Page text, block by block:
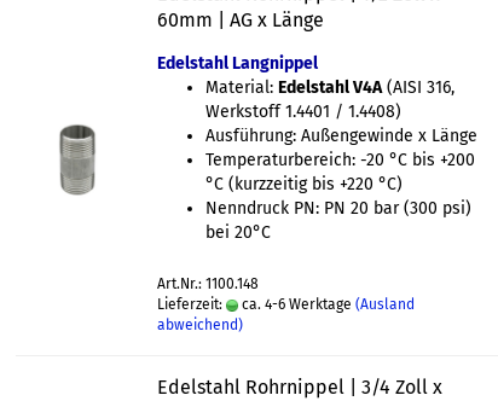
60mm | AG x Länge
Edelstahl Langnippel
Material:Edelstahl V4A(AISI 316,
Werkstoff 1.4401 / 1.4408)
Ausführung: Außengewinde x Länge
Temperaturbereich: -20 °C bis +200
°C (kurzzeitig bis +220 °C)
Nenndruck PN: PN 20 bar (300 psi)
bei 20°C
Art.Nr.: 1100.148
Lieferzeit:
ca. 4-6 Werktage (Ausland
abweichend)
Edelstahl Rohrnippel | 3/4 Zoll x